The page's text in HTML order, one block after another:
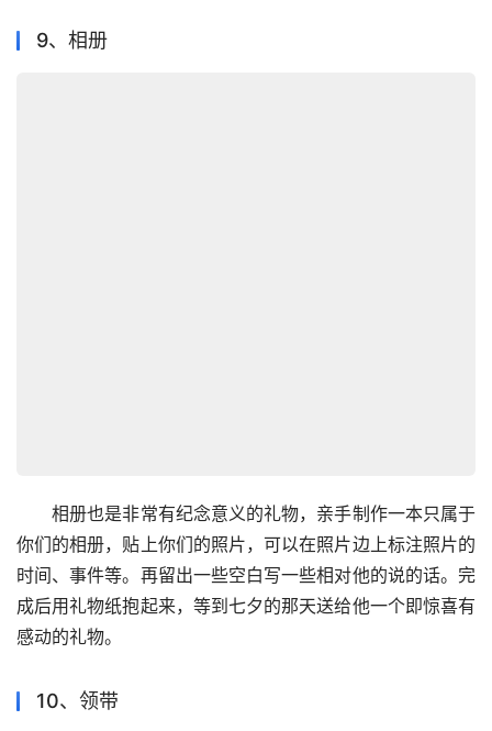
9、相册
相册也是非常有纪念意义的礼物，亲手制作一本只属于
你们的相册，贴上你们的照片，可以在照片边上标注照片的
时间、事件等。再留出一些空白写一些相对他的说的话。完
成后用礼物纸抱起来，等到七夕的那天送给他一个即惊喜有
感动的礼物。
10、领带